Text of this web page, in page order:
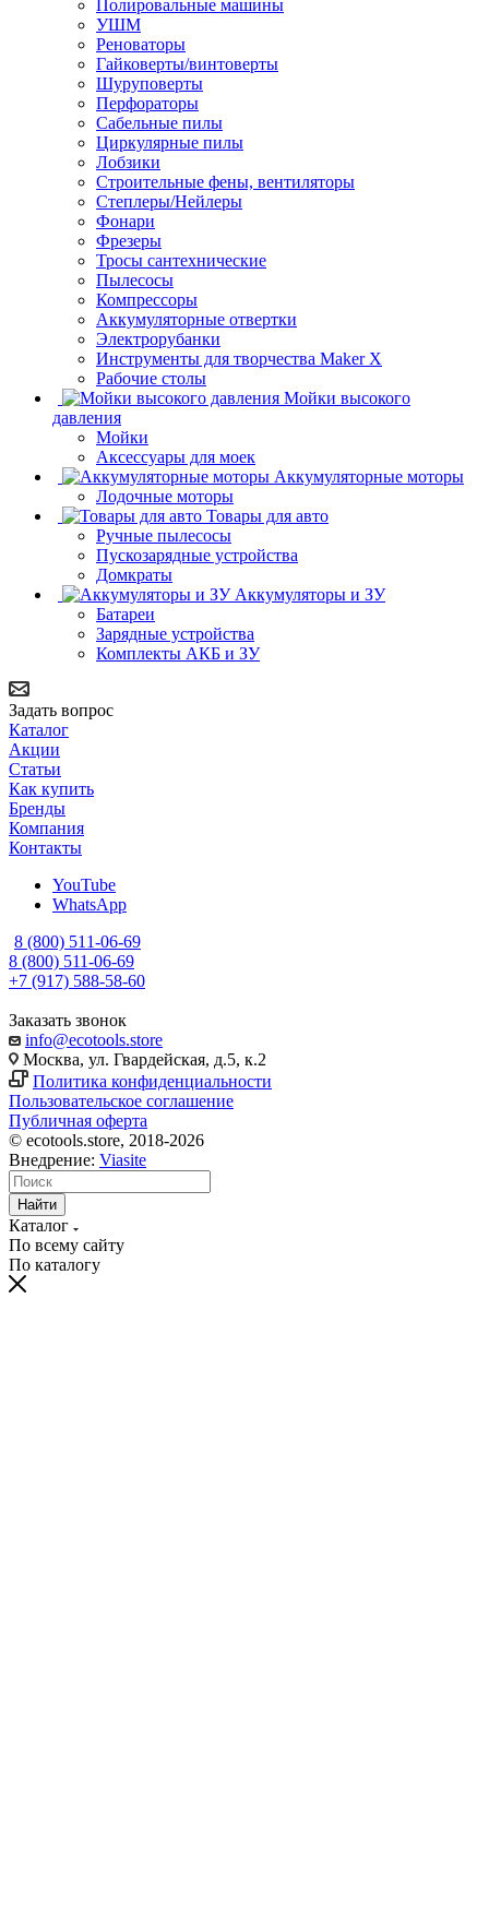
Полировальные машины
УШМ
Реноваторы
Гайковерты/винтоверты
Шуруповерты
Перфораторы
Сабельные пилы
Циркулярные пилы
Лобзики
Строительные фены, вентиляторы
Степлеры/Нейлеры
Фонари
Фрезеры
Тросы сантехнические
Пылесосы
Компрессоры
Аккумуляторные отвертки
Электрорубанки
Инструменты для творчества Maker X
Рабочие столы
Мойки высокого
давления
Мойки
Аксессуары для моек
Аккумуляторные моторы
Лодочные моторы
Товары для авто
Ручные пылесосы
Пускозарядные устройства
Домкраты
Аккумуляторы и ЗУ
Батареи
Зарядные устройства
Комплекты АКБ и ЗУ
Задать вопрос
Каталог
Акции
Статьи
Как купить
Бренды
Компания
Контакты
YouTube
WhatsApp
8 (800) 511-06-69
8 (800) 511-06-69
+7 (917) 588-58-60
Заказать звонок
info@ecotools.store
Москва, ул. Гвардейская, д.5, к.2
Политика конфиденциальности
Пользовательское соглашение
Публичная оферта
© ecotools.store, 2018-2026
Внедрение: Viasite
Найти
Каталог
По всему сайту
По каталогу